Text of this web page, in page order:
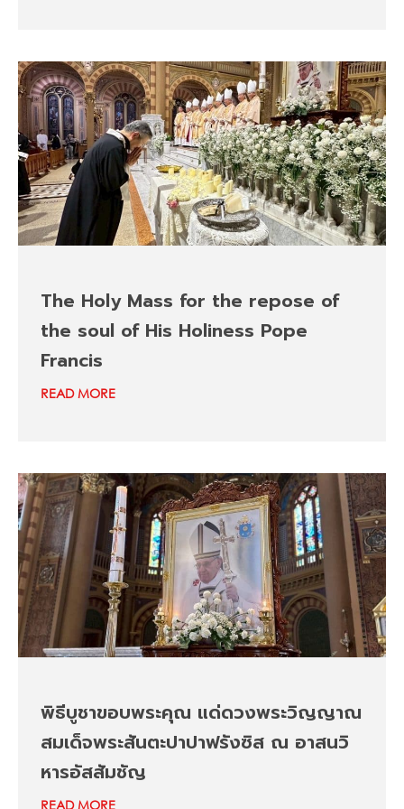
The Holy Mass for the repose of
the soul of His Holiness Pope
Francis
READ MORE
พิธีบูชาขอบพระคุณ แด่ดวงพระวิญญาณ
สมเด็จพระสันตะปาปาฟรังซิส ณ อาสนวิ
หารอัสสัมชัญ
READ MORE